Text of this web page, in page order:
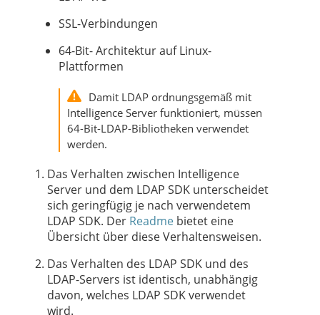
SSL-Verbindungen
64-Bit- Architektur auf Linux-
Plattformen
Damit LDAP ordnungsgemäß mit
Intelligence Server funktioniert, müssen
64-Bit-LDAP-Bibliotheken verwendet
werden.
Das Verhalten zwischen Intelligence
Server und dem LDAP SDK unterscheidet
sich geringfügig je nach verwendetem
LDAP SDK. Der Readme bietet eine
Übersicht über diese Verhaltensweisen.
Das Verhalten des LDAP SDK und des
LDAP-Servers ist identisch, unabhängig
davon, welches LDAP SDK verwendet
wird.